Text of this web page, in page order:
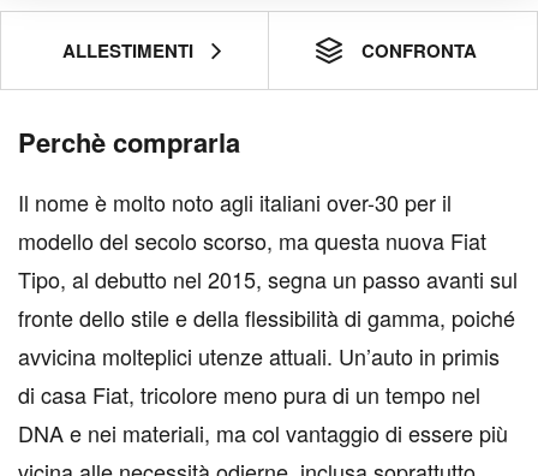
ALLESTIMENTI CONFRONTA
Perchè comprarla
Il nome è molto noto agli italiani over-30 per il
modello del secolo scorso, ma questa nuova Fiat
Tipo, al debutto nel 2015, segna un passo avanti sul
fronte dello stile e della flessibilità di gamma, poiché
avvicina molteplici utenze attuali. Un’auto in primis
di casa Fiat, tricolore meno pura di un tempo nel
DNA e nei materiali, ma col vantaggio di essere più